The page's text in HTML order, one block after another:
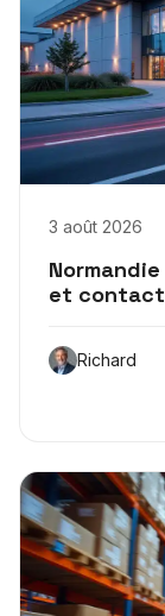
3 août 2026
et
Richard